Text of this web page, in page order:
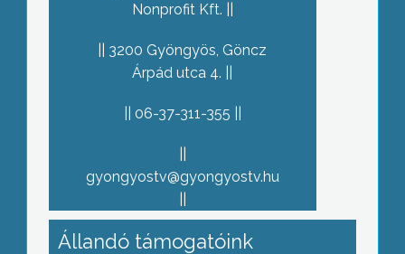
Nonprofit Kft.
3200 Gyöngyös, Göncz
Árpád utca 4.
06-37-311-355
gyongyostv@gyongyostv.hu
Állandó támogatóink